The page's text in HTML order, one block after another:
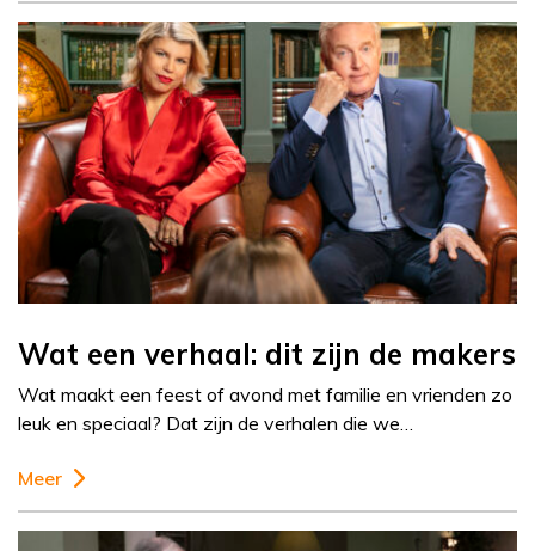
Wat een verhaal: dit zijn de makers
Wat maakt een feest of avond met familie en vrienden zo
leuk en speciaal? Dat zijn de verhalen die we…
Meer